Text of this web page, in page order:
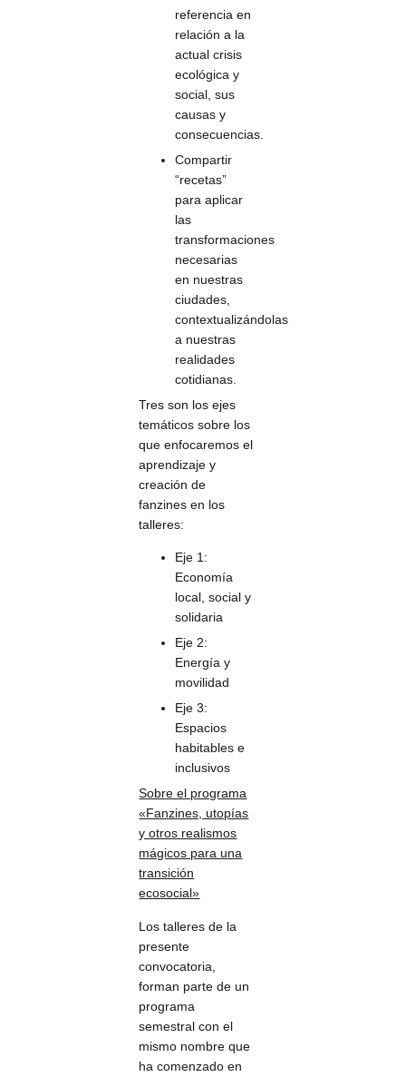
referencia en
relación a la
actual crisis
ecológica y
social, sus
causas y
consecuencias.
Compartir
“recetas”
para aplicar
las
transformaciones
necesarias
en nuestras
ciudades,
contextualizándolas
a nuestras
realidades
cotidianas.
Tres son los ejes
temáticos sobre los
que enfocaremos el
aprendizaje y
creación de
fanzines en los
talleres:
Eje 1:
Economía
local, social y
solidaria
Eje 2:
Energía y
movilidad
Eje 3:
Espacios
habitables e
inclusivos
Sobre el programa
«Fanzines, utopías
y otros realismos
mágicos para una
transición
ecosocial»
Los talleres de la
presente
convocatoria,
forman parte de un
programa
semestral con el
mismo nombre que
ha comenzado en